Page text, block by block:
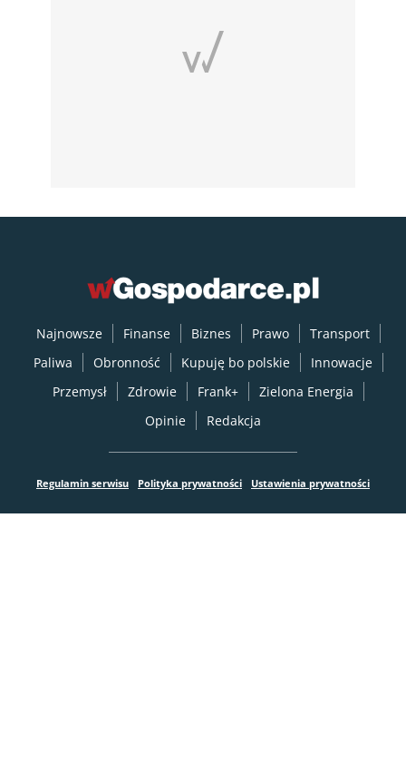
Najnowsze Finanse Biznes Prawo
Transport
Paliwa
Obronność Kupuję bo polskie
Innowacje
Przemysł
Zdrowie Frank+
Zielona Energia
Opinie
Redakcja
Regulamin serwisu Polityka prywatności Ustawienia prywatności